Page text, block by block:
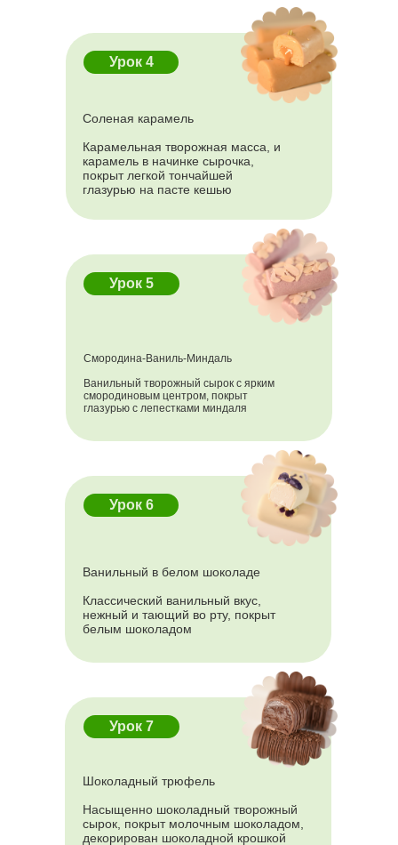
Шоколадный трюфель
Насыщенно шоколадный творожный
сырок, покрыт молочным шоколадом,
декорирован шоколадной крошкой
Соленая карамель
Карамельная творожная масса, и
карамель в начинке сырочка,
покрыт легкой тончайшей
глазурью на пасте кешью
Урок 5
Урок 6
Урок 7
Урок 4
Ванильный в белом шоколаде
Классический ванильный вкус,
нежный и тающий во рту, покрыт
белым шоколадом
Смородина-Ваниль-Миндаль
Ванильный творожный сырок с ярким
смородиновым центром, покрыт
глазурью с лепестками миндаля
9.990 ₽
Сертификатыо прохождении
курса
открывается сразу после оплаты
Подробные
и рецепты
отстаются навсегда
ЗАПИСАТЬСЯ